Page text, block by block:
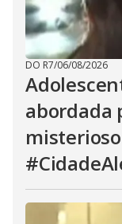
DO R7/06/08/2026
abordada